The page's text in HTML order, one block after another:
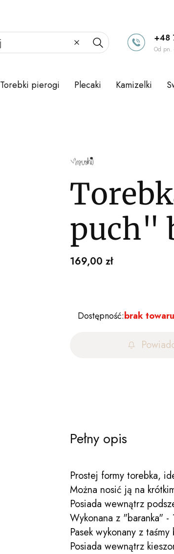
Wyczyść
Szukaj
+48
Od pn.
Torebki pierogi Plecaki Kamizelki
puch"
Cena
169,00 zł
Dostępność:brak towaru
Pełny opis
Prostej formy torebka,
Można nosić ją na
Posiada wewnątrz
Wykonana z "baranka" -
Pasek wykonany z taśmy
Posiada wewnątrz